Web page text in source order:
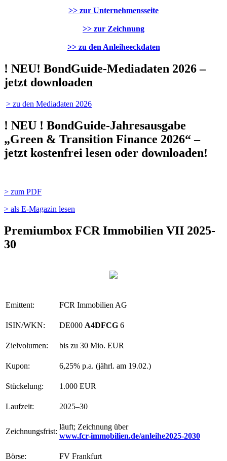
>> zur Unternehmensseite
>> zur Zeichnung
>> zu den Anleiheeckdaten
! NEU! BondGuide-Mediadaten 2026 –
jetzt downloaden
> zu den Mediadaten 2026
! NEU ! BondGuide-Jahresausgabe
„Green & Transition Finance 2026“ –
jetzt kostenfrei lesen oder downloaden!
> zum PDF
> als E-Magazin lesen
Premiumbox FCR Immobilien VII 2025-
30
Emittent: FCR Immobilien AG
ISIN/WKN: DE000 A4DFCG 6
Zielvolumen: bis zu 30 Mio. EUR
Kupon: 6,25% p.a. (jährl. am 19.02.)
Stückelung: 1.000 EUR
Laufzeit: 2025–30
Zeichnungsfrist:
läuft; Zeichnung über
www.fcr-immobilien.de/anleihe2025-2030
Börse: FV Frankfurt